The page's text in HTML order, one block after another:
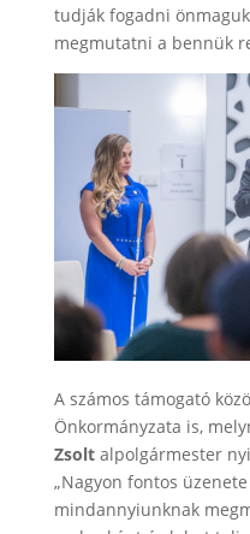
tudják fogadni
megmutatni a bennük
A számos támogató
Önkormányzata is,
Zsoltalpolgármester
„Nagyon fontos
mindannyiunknak